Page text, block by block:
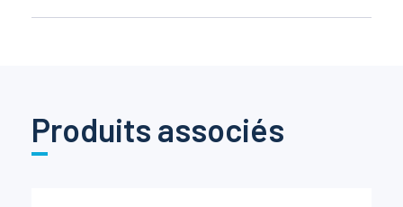
Produits associés